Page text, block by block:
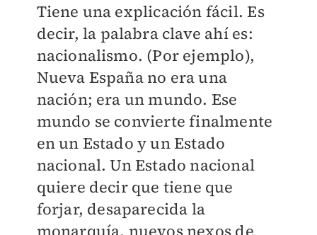
Tiene una explicación fácil. Es
decir, la palabra clave ahí es:
nacionalismo. (Por ejemplo),
Nueva España no era una
nación; era un mundo. Ese
mundo se convierte finalmente
en un Estado y un Estado
nacional. Un Estado nacional
quiere decir que tiene que
forjar, desaparecida la